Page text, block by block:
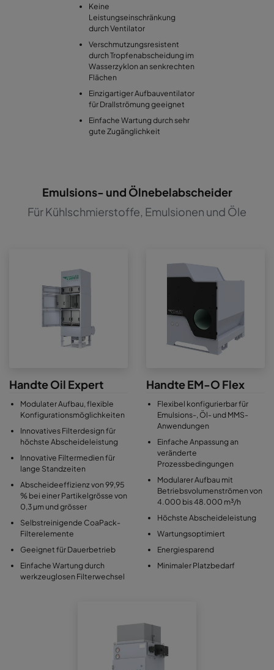
Keine
Leistungseinschränkung
durch Ventilator
Verschmutzungsresistent
durch Tropfenabscheidung im
Wasserzyklon an senkrechten
Flächen
Einzigartiger Aufbauventilator
für Drallströmung geeignet
Einfache Wartung durch sehr
gute Zugänglichkeit
Emulsions- und Ölnebelabscheider
Für Kühlschmierstoffe, Emulsionen und Öle
Handte Oil Expert
Modulater Aufbau, flexible
Konfigurationsmöglichkeiten
Innovatives Filterdesign für
höchste Abscheideleistung
Innovative Filtermedien für
lange Standzeiten
Abscheideeffizienz von 99,95
% bei einer Partikelgrösse von
0,3 µm und grösser
Selbstreinigende CoaPack-
Filterelemente
Geeignet für Dauerbetrieb
Einfache Wartung durch
werkzeuglosen Filterwechsel
Handte EM-O Flex
Flexibel konfigurierbar für
Emulsions-, Öl- und MMS-
Anwendungen
Einfache Anpassung an
veränderte
Prozessbedingungen
Modularer Aufbau mit
Betriebsvolumenströmen von
4.000 bis 48.000 m³/h
Höchste Abscheideleistung
Wartungsoptimiert
Energiesparend
Minimaler Platzbedarf